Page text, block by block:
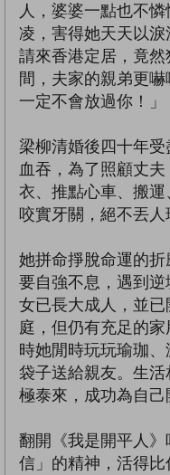
人，婆婆一點也不
凌，害得她天天以
請來香港定居，竟
間，夫家的親弟更
一定不會放過你！」
梁柳清婚後四十年
血吞，為了照顧丈
衣、推點心車、搬
咬實牙關，絕不丟人
她拼命掙脫命運的
要自強不息，遇到
女已長大成人，並
庭，但仍有充足的
時她閒時玩玩瑜珈
袋子送給親友。生
極泰來，成功為自己
翻開《我是開平人
信」的精神，活得比